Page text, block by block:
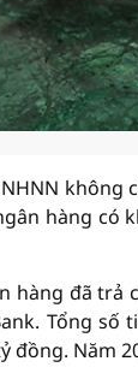
không
hàng có
hàng đã trả
Tổng
đồng. Năm